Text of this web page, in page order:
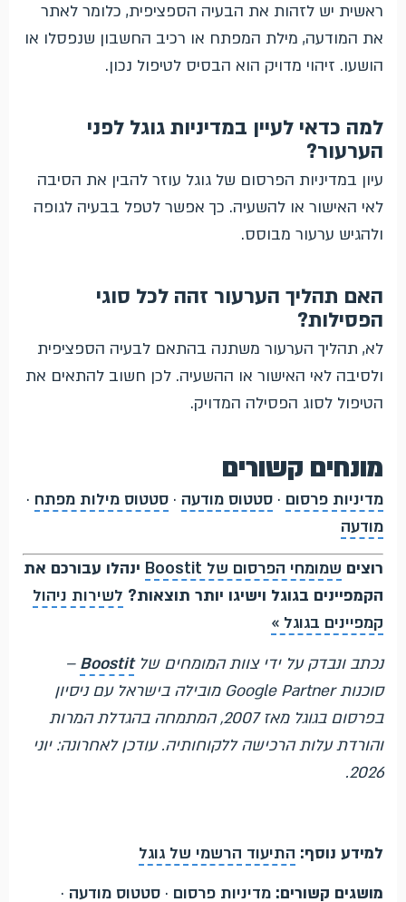
ראשית יש לזהות את הבעיה הספציפית, כלומר לאתר
את המודעה, מילת המפתח או רכיב החשבון שנפסלו או
הושעו. זיהוי מדויק הוא הבסיס לטיפול נכון.
למה כדאי לעיין במדיניות גוגל לפני
הערעור?
עיון במדיניות הפרסום של גוגל עוזר להבין את הסיבה
לאי האישור או להשעיה. כך אפשר לטפל בבעיה לגופה
ולהגיש ערעור מבוסס.
האם תהליך הערעור זהה לכל סוגי
הפסילות?
לא, תהליך הערעור משתנה בהתאם לבעיה הספציפית
ולסיבה לאי האישור או ההשעיה. לכן חשוב להתאים את
הטיפול לסוג הפסילה המדויק.
מונחים קשורים
מדיניות פרסום · סטטוס מודעה · סטטוס מילות מפתח ·
מודעה
רוצים שמומחי הפרסום של Boostit
ינהלו עבורכם את
הקמפיינים בגוגל וישיגו יותר תוצאות? לשירות ניהול
קמפיינים בגוגל »
נכתב ונבדק על ידי צוות המומחים שלBoostit
–
סוכנות Google Partner מובילה בישראל עם ניסיון
בפרסום בגוגל מאז 2007, המתמחה בהגדלת המרות
והורדת עלות הרכישה ללקוחותיה. עודכן לאחרונה: יוני
2026.
למידע נוסף: התיעוד הרשמי של גוגל
מושגים קשורים: מדיניות פרסום · סטטוס מודעה ·